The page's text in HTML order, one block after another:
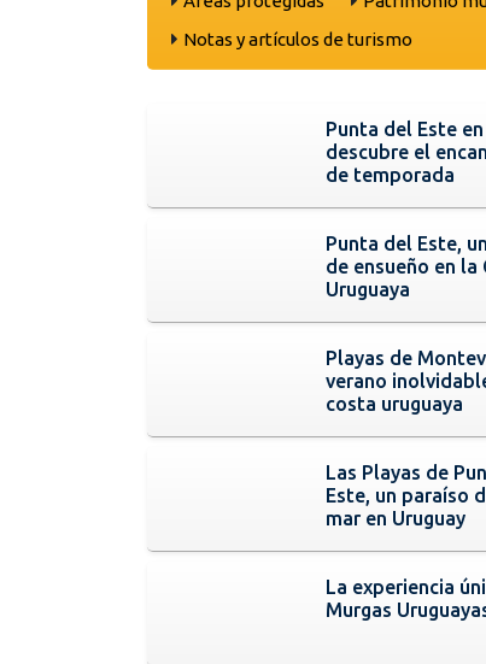
Notas y artículos de turismo
Punta del Este
descubre el
de temporada
Punta del Este,
de ensueño en la
Uruguaya
Playas de
verano
costa uruguaya
Las Playas de
Este, un paraíso
mar en Uruguay
La experiencia
Murgas